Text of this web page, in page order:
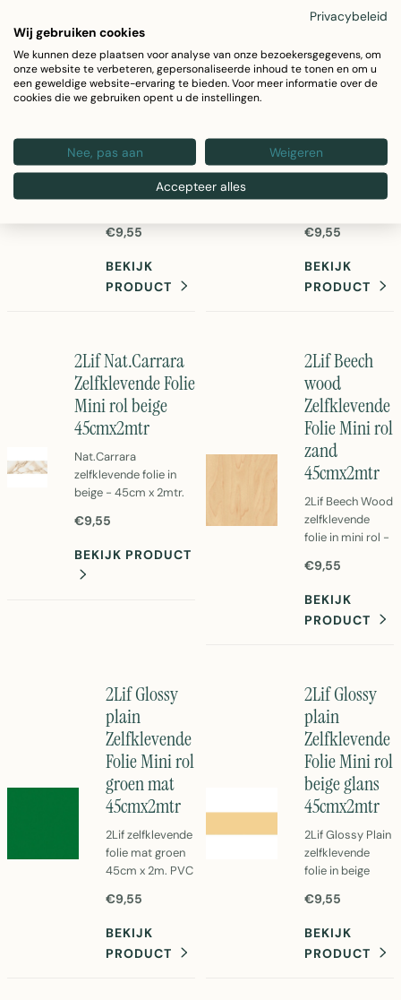
voor meubels en
wanden.
brengen
folie.
2Lif Zebra
Zelfklevende
Folie Mini rol
45cmx2mtr
2Lif Zebra
zelfklevende
folie mini rol in
zwart/wit. 45cm
x 2 meter PVC
decoratie en
protectie.
strepen.
€9,55
BEKIJK
PRODUCT
2Lif Carrara
Zelfklevende
Folie Mini rol
45cmx2mtr
2Lif Carrara
folie mini rol in
roze - 45cm x 2
meter.
te brengen PVC
folie voor
wanden.
€9,55
BEKIJK
PRODUCT
2Lif Nat.Carrara
Zelfklevende Folie
Mini rol beige
45cmx2mtr
Nat.Carrara
zelfklevende folie in
beige - 45cm x 2mtr.
voor meubelfolie en
aan te brengen en
onderhoudsvriendelijk.
€9,55
BEKIJK PRODUCT
2Lif Beech
wood
Zelfklevende
Folie Mini rol
zand
45cmx2mtr
2Lif Beech Wood
zelfklevende
folie in mini rol -
Zandkleurige
folie voor
meubels en
€9,55
BEKIJK
PRODUCT
2Lif Glossy
plain
Zelfklevende
Folie Mini rol
groen mat
45cmx2mtr
2Lif zelfklevende
folie mat groen
45cm x 2m. PVC
folie voor
bescherming.
Eenvoudig aan te
€9,55
BEKIJK
PRODUCT
2Lif Glossy
plain
Zelfklevende
Folie Mini rol
beige glans
45cmx2mtr
2Lif Glossy Plain
zelfklevende
folie in beige
van 45cm x 2
Eenvoudig aan te
brengen
€9,55
BEKIJK
PRODUCT
Privacybeleid
Wij gebruiken cookies
We kunnen deze plaatsen voor analyse van onze bezoekersgegevens, om
onze website te verbeteren, gepersonaliseerde inhoud te tonen en om u
een geweldige website-ervaring te bieden. Voor meer informatie over de
cookies die we gebruiken opent u de instellingen.
Nee, pas aan Weigeren
Accepteer alles